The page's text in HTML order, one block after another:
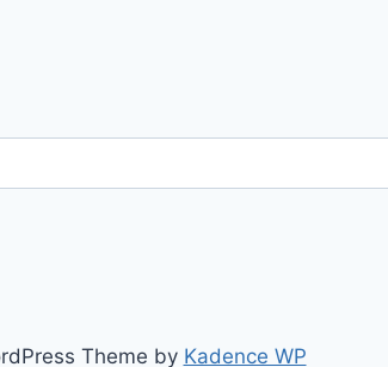
Theme by Kadence WP